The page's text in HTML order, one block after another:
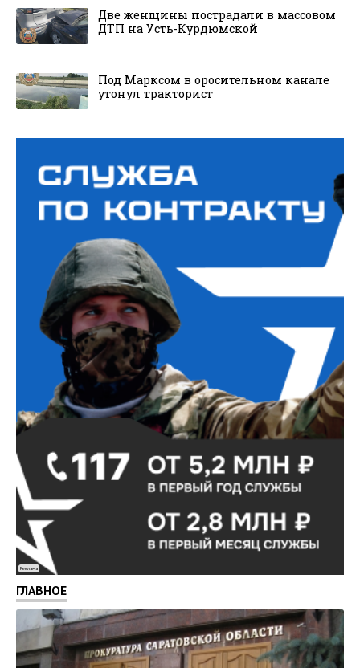
Две женщины пострадали в массовом
ДТП на Усть-Курдюмской
Под Марксом в оросительном канале
утонул тракторист
Реклама
ГЛАВНОЕ